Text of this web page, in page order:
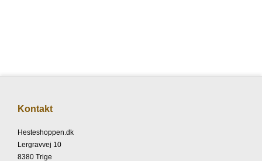
Kontakt
Hesteshoppen.dk
Lergravvej 10
8380 Trige